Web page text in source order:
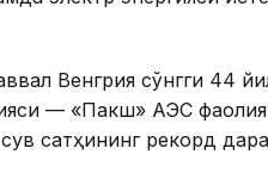
Венгрия сўнгги 44
— «Пакш» АЭС
сатҳининг рекорд